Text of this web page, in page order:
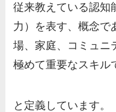
従来教えている認知
力）を表す、概念で
場、家庭、コミュニ
極めて重要なスキル
と定義しています。